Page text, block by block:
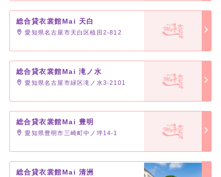
総合貸衣裳館Mai 天白
愛知県名古屋市天白区植田2-812
総合貸衣裳館Mai 滝ノ水
愛知県名古屋市緑区滝ノ水3-2101
総合貸衣裳館Mai 豊明
愛知県豊明市三崎町中ノ坪14-1
総合貸衣裳館Mai 清洲